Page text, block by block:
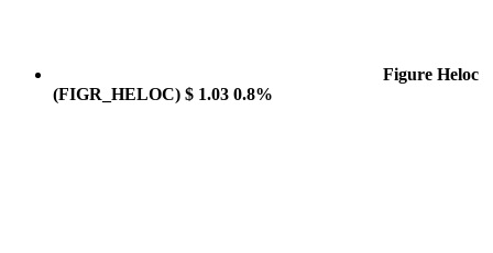
Figure Heloc
(FIGR_HELOC) $ 1.03 0.8%